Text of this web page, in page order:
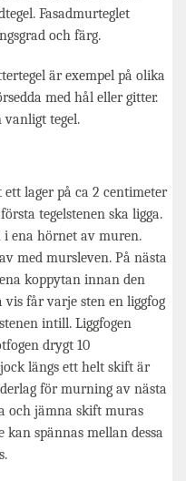
Fasadmurteglet
och färg.
är exempel på olika
med hål eller gitter.
vanligt tegel.
lager på ca 2 centimeter
tegelstenen ska ligga.
i ena hörnet av muren.
med mursleven. På nästa
koppytan innan den
vis får varje sten en liggfog
intill. Liggfogen
drygt 10
längs ett helt skift är
för murning av nästa
och jämna skift muras
spännas mellan dessa